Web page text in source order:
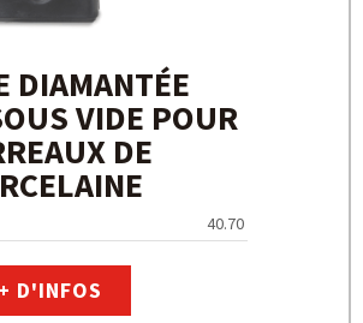
DIAMANTÉE
VIDE POUR
DE
40.70
+ D'INFOS